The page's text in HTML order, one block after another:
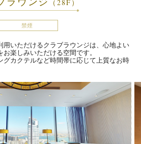
（28F）
禁煙
用いただけるクラブラウンジは、心地よい
楽しみいただける空間です。
グカクテルなど時間帯に応じて上質なお時